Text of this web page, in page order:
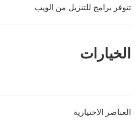
تتوفر برامج للتنزيل من الويب
الخيارات
العناصر الاختيارية